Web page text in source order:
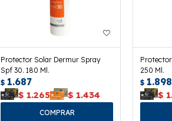
Protector Solar Dermur Spray
Spf 30. 180 Ml.
$ 1.687
$ 1.265 $ 1.434
250 Ml.
$ 1.898
$